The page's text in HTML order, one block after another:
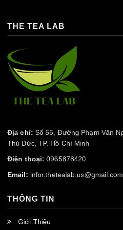
THE TEA LAB
Địa chỉ: Số 55, Đường Phạm Văn
Thủ Đức, TP. Hồ Chí Minh
Điện thoại: 0965878420
Email: infor.thetealab.us@gmail.com
THÔNG TIN
Giới Thiệu